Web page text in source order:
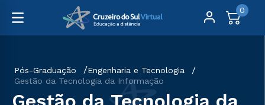
0
Pós-Graduação
Engenharia e Tecnologia
Gestão da Tecnologia da Informação